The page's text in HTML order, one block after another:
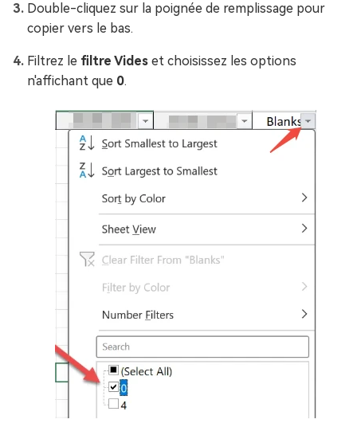
Double-cliquez sur la poignée de remplissage pour
copier vers le bas.
Filtrez le filtre Vides et choisissez les options
n'affichant que 0.